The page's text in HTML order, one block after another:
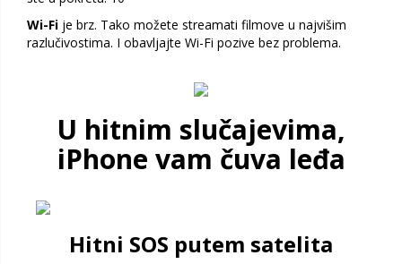
Wi-Fi je brz. Tako možete streamati filmove u najvišim
razlučivostima. I obavljajte Wi-Fi pozive bez problema.
U hitnim slučajevima,
iPhone vam čuva leđa
Hitni SOS putem satelita